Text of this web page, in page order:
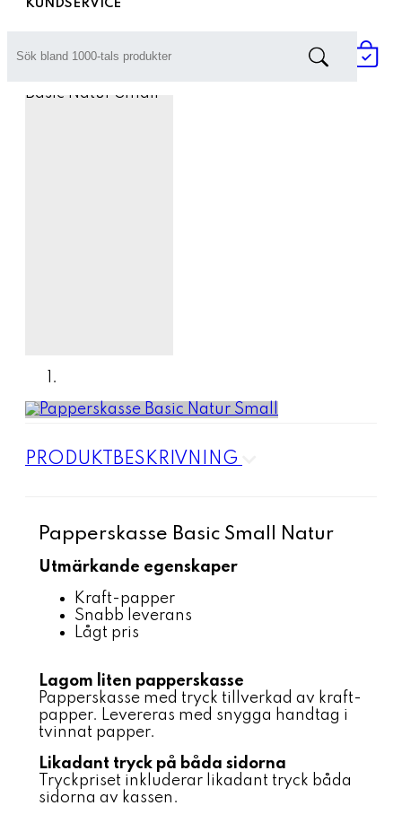
KUNDSERVICE
PRODUKTBESKRIVNING
Papperskasse Basic Small Natur
Utmärkande egenskaper
Kraft-papper
Snabb leverans
Lågt pris
Lagom liten papperskasse
Papperskasse med tryck tillverkad av kraft-
papper. Levereras med snygga handtag i
tvinnat papper.
Likadant tryck på båda sidorna
Tryckpriset inkluderar likadant tryck båda
sidorna av kassen.